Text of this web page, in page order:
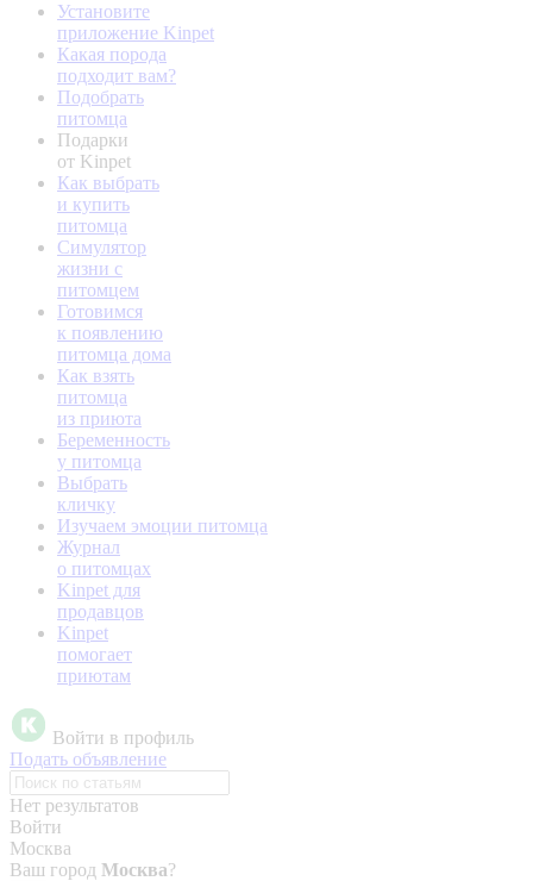
Установите
приложение Kinpet
Какая порода
подходит вам?
Подобрать
питомца
Подарки
от Kinpet
Как выбрать
и купить
питомца
Симулятор
жизни с
питомцем
Готовимся
к появлению
питомца дома
Как взять
питомца
из приюта
Беременность
у питомца
Выбрать
кличку
Изучаем эмоции питомца
Журнал
о питомцах
Kinpet для
продавцов
Kinpet
помогает
приютам
Войти в профиль
Подать объявление
Нет результатов
Войти
Москва
Ваш город Москва?